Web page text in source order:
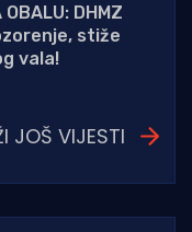
DHMZ
stiže
vala!
JOŠ VIJESTI